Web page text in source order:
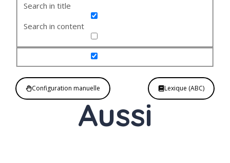
Search in title
Search in content
Configuration manuelle Lexique (ABC)
Aussi